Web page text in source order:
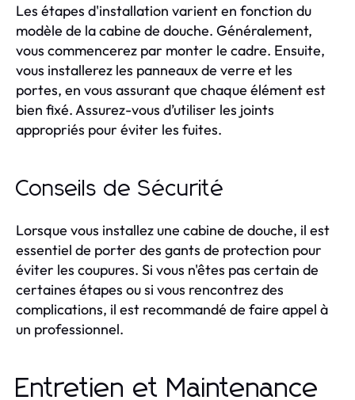
Les étapes d'installation varient en fonction du
modèle de la cabine de douche. Généralement,
vous commencerez par monter le cadre. Ensuite,
vous installerez les panneaux de verre et les
portes, en vous assurant que chaque élément est
bien fixé. Assurez-vous d’utiliser les joints
appropriés pour éviter les fuites.
Conseils de Sécurité
Lorsque vous installez une cabine de douche, il est
essentiel de porter des gants de protection pour
éviter les coupures. Si vous n'êtes pas certain de
certaines étapes ou si vous rencontrez des
complications, il est recommandé de faire appel à
un professionnel.
Entretien et Maintenance